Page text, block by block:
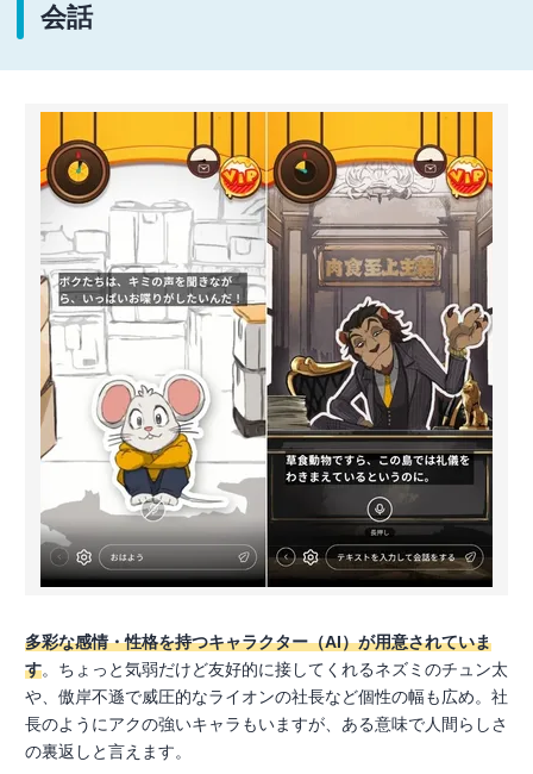
会話
多彩な感情・性格を持つキャラクター（AI）が用意されていま
す。ちょっと気弱だけど友好的に接してくれるネズミのチュン太
や、傲岸不遜で威圧的なライオンの社長など個性の幅も広め。社
長のようにアクの強いキャラもいますが、ある意味で人間らしさ
の裏返しと言えます。